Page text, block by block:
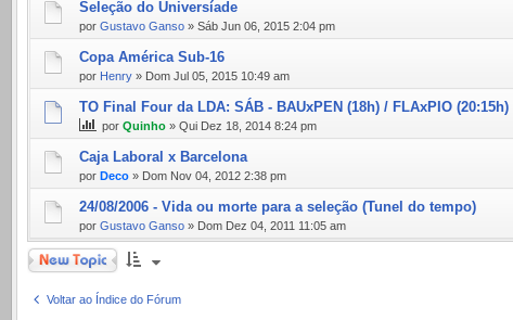
Seleção do Universíade
por Gustavo Ganso » Sáb Jun 06, 2015 2:04 pm
Copa América Sub-16
por Henry » Dom Jul 05, 2015 10:49 am
TO Final Four da LDA: SÁB - BAUxPEN (18h) / FLAxPIO (20:15h)
por Quinho » Qui Dez 18, 2014 8:24 pm
Caja Laboral x Barcelona
por Deco » Dom Nov 04, 2012 2:38 pm
24/08/2006 - Vida ou morte para a seleção (Tunel do tempo)
por Gustavo Ganso » Dom Dez 04, 2011 11:05 am
Novo Tópico
Voltar ao Índice do Fórum